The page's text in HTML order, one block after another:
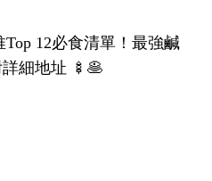
Top 12必食清單！最強鹹
細地址 🍢🥞